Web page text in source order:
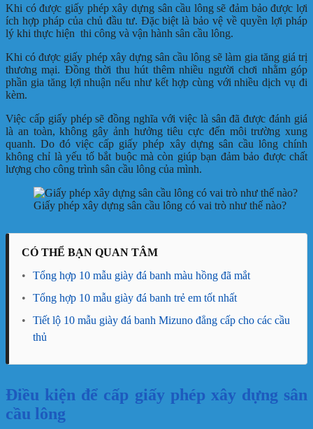
Khi có được giấy phép xây dựng sân cầu lông sẽ đảm bảo được lợi
ích hợp pháp của chủ đầu tư. Đặc biệt là bảo vệ về quyền lợi pháp
lý khi thực hiện thi công và vận hành sân cầu lông.
Khi có được giấy phép xây dựng sân cầu lông sẽ làm gia tăng giá trị
thương mại. Đồng thời thu hút thêm nhiều người chơi nhằm góp
phần gia tăng lợi nhuận nếu như kết hợp cùng với nhiều dịch vụ đi
kèm.
Việc cấp giấy phép sẽ đồng nghĩa với việc là sân đã được đánh giá
là an toàn, không gây ảnh hưởng tiêu cực đến môi trường xung
quanh. Do đó việc cấp giấy phép xây dựng sân cầu lông chính
không chỉ là yếu tố bắt buộc mà còn giúp bạn đảm bảo được chất
lượng cho công trình sân cầu lông của mình.
Giấy phép xây dựng sân cầu lông có vai trò như thế nào?
CÓ THỂ BẠN QUAN TÂM
•
Tổng hợp 10 mẫu giày đá banh màu hồng đã mắt
•
Tổng hợp 10 mẫu giày đá banh trẻ em tốt nhất
•
Tiết lộ 10 mẫu giày đá banh Mizuno đẳng cấp cho các cầu
thủ
Điều kiện để cấp giấy phép xây dựng sân
cầu lông